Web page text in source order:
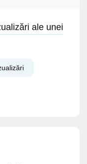
ale unei